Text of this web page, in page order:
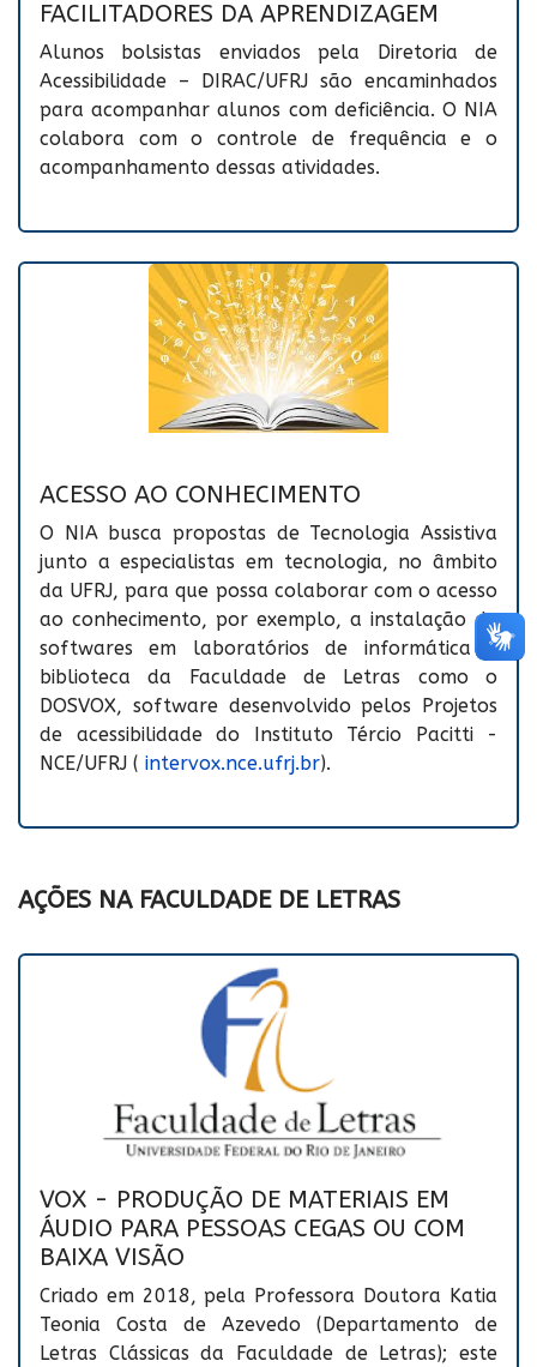
FACILITADORES DA APRENDIZAGEM
Alunos bolsistas enviados pela Diretoria de
Acessibilidade – DIRAC/UFRJ são encaminhados
para acompanhar alunos com deficiência. O NIA
colabora com o controle de frequência e o
acompanhamento dessas atividades.
ACESSO AO CONHECIMENTO
O NIA busca propostas de Tecnologia Assistiva
junto a especialistas em tecnologia, no âmbito
da UFRJ, para que possa colaborar com o acesso
ao conhecimento, por exemplo, a instalação de
softwares em laboratórios de informática e
biblioteca da Faculdade de Letras como o
DOSVOX, software desenvolvido pelos Projetos
de acessibilidade do Instituto Tércio Pacitti -
NCE/UFRJ ( intervox.nce.ufrj.br).
AÇÕES NA FACULDADE DE LETRAS
VOX - PRODUÇÃO DE MATERIAIS EM
ÁUDIO PARA PESSOAS CEGAS OU COM
BAIXA VISÃO
Criado em 2018, pela Professora Doutora Katia
Teonia Costa de Azevedo (Departamento de
Letras Clássicas da Faculdade de Letras); este